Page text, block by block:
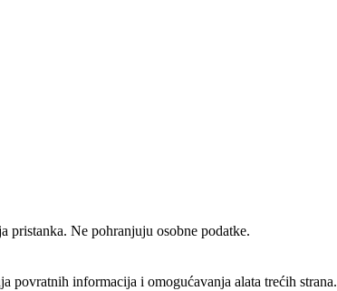
pristanka. Ne pohranjuju osobne podatke.
povratnih informacija i omogućavanja alata trećih strana.